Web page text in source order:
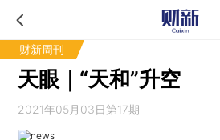
财新周刊
天眼｜“天和”升空
2021年05月03日第17期